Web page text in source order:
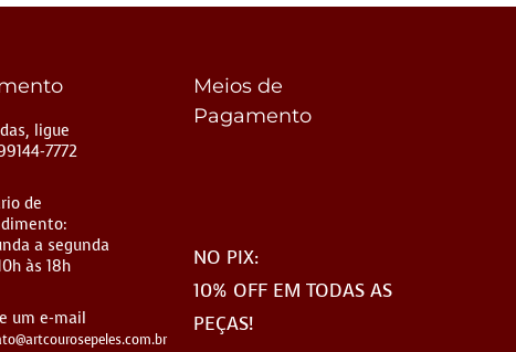
ligue
7772
de
a segunda
às 18h
um e-mail
Meios de
Pagamento
NO PIX:
10% OFF EM TODAS AS
PEÇAS!